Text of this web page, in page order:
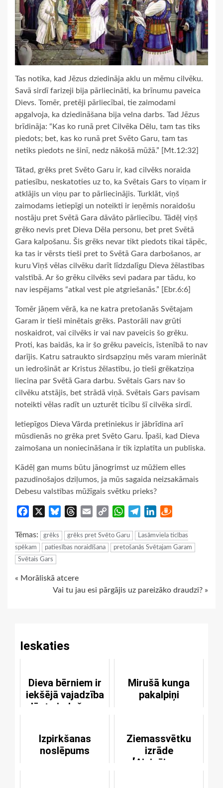
Tas notika, kad Jēzus dziedināja aklu un mēmu cilvēku.
Savā sirdī farizeji bija pārliecināti, ka brīnumu paveica
Dievs. Tomēr, pretēji pārliecībai, tie zaimodami
apgalvoja, ka dziedināšana bija velna darbs. Tad Jēzus
brīdināja: “Kas ko runā pret Cilvēka Dēlu, tam tas tiks
piedots; bet, kas ko runā pret Svēto Garu, tam tas
netiks piedots ne šinī, nedz nākošā mūžā.” [Mt.12:32]
Tātad, grēks pret Svēto Garu ir, kad cilvēks noraida
patiesību, neskatoties uz to, ka Svētais Gars to viņam ir
atklājis un viņu par to pārliecinājis. Turklāt, viņš
zaimodams ietiepīgi un noteikti ir ieņēmis noraidošu
nostāju pret Svētā Gara dāvāto pārliecību. Tādēļ viņš
grēko nevis pret Dieva Dēla personu, bet pret Svētā
Gara kalpošanu. Šis grēks nevar tikt piedots tikai tāpēc,
ka tas ir vērsts tieši pret to Svētā Gara darbošanos, ar
kuru Viņš vēlas cilvēku darīt līdzdalīgu Dieva žēlastības
valstībā. Ar šo grēku cilvēks sevi padara par tādu, ko
nav iespējams “atkal vest pie atgriešanās.” [Ebr.6:6]
Tomēr jāņem vērā, ka ne katra pretošanās Svētajam
Garam ir tieši minētais grēks. Pastorāli nav grūti
noskaidrot, vai cilvēks ir vai nav paveicis šo grēku.
Proti, kas baidās, ka ir šo grēku paveicis, īstenībā to nav
darījis. Katru satraukto sirdsapziņu mēs varam mierināt
un iedrošināt ar Kristus žēlastību, jo tieši grēkatziņa
liecina par Svētā Gara darbu. Svētais Gars nav šo
cilvēku atstājis, bet strādā viņā. Svētais Gars pavisam
noteikti vēlas radīt un uzturēt ticību šī cilvēka sirdī.
Ietiepīgos Dieva Vārda pretiniekus ir jābrīdina arī
mūsdienās no grēka pret Svēto Garu. Īpaši, kad Dieva
zaimošana un noniecināšana ir tik izplatīta un publiska.
Kādēļ gan mums būtu jānogrimst uz mūžiem elles
pazudinošajos dziļumos, ja mūs sagaida neizsakāmais
Debesu valstības mūžīgais svētku prieks?
Facebook BlueskyThreads
Email
Copy
WhatsApp
TelegramLinkedIn
Tēmas: grēks grēks pret Svēto Garu
Lasāmviela ticības
spēkam
patiesības noraidīšana
pretošanās Svētajam Garam
Svētais Gars
Continue
« Morāliskā atcere
Vai tu jau esi pārgājis uz pareizāko draudzi? »
Ieskaties
Dieva bērniem ir
iekšējā vajadzība
lūgt piedošanu
Mirušā kunga
pakalpiņi
Izpirkšanas
noslēpums
Ziemassvētku
izrāde
[Aicinājums